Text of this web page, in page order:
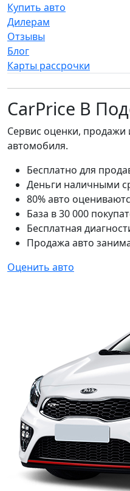
Купить авто
Дилерам
Отзывы
Блог
Карты рассрочки
CarPrice В
Сервис оценки, продажи
автомобиля.
Бесплатно для
Деньги наличными
80% авто
База в 30 000
Бесплатная
Продажа авто
Оценить авто